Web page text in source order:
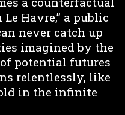
Havre,” a public
never catch up
imagined by the
potential futures
relentlessly, like
in the infinite